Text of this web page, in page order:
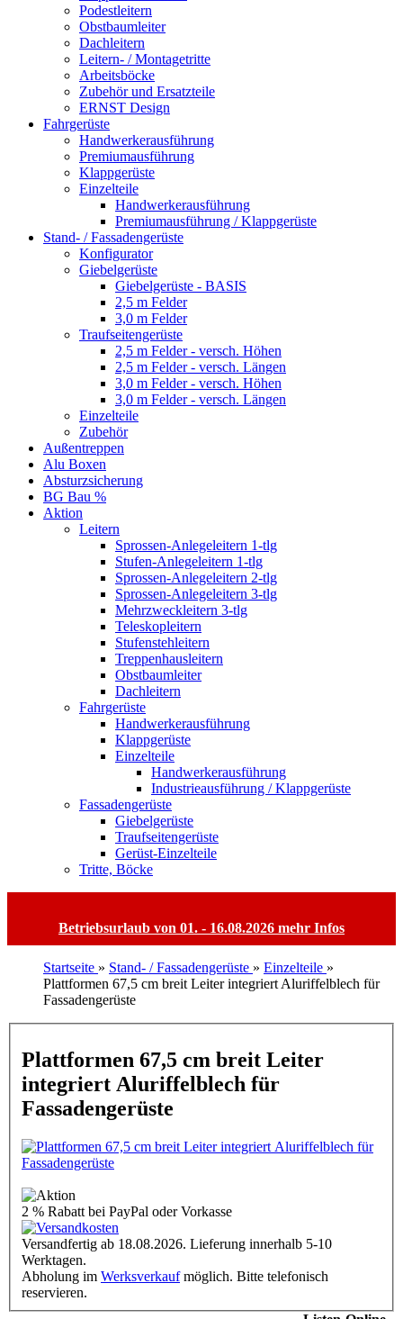
Podestleitern
Obstbaumleiter
Dachleitern
Leitern- / Montagetritte
Arbeitsböcke
Zubehör und Ersatzteile
ERNST Design
Fahrgerüste
Handwerkerausführung
Premiumausführung
Klappgerüste
Einzelteile
Handwerkerausführung
Premiumausführung / Klappgerüste
Stand- / Fassadengerüste
Konfigurator
Giebelgerüste
Giebelgerüste - BASIS
2,5 m Felder
3,0 m Felder
Traufseitengerüste
2,5 m Felder - versch. Höhen
2,5 m Felder - versch. Längen
3,0 m Felder - versch. Höhen
3,0 m Felder - versch. Längen
Einzelteile
Zubehör
Außentreppen
Alu Boxen
Absturzsicherung
BG Bau %
Aktion
Leitern
Sprossen-Anlegeleitern 1-tlg
Stufen-Anlegeleitern 1-tlg
Sprossen-Anlegeleitern 2-tlg
Sprossen-Anlegeleitern 3-tlg
Mehrzweckleitern 3-tlg
Teleskopleitern
Stufenstehleitern
Treppenhausleitern
Obstbaumleiter
Dachleitern
Fahrgerüste
Handwerkerausführung
Klappgerüste
Einzelteile
Handwerkerausführung
Industrieausführung / Klappgerüste
Fassadengerüste
Giebelgerüste
Traufseitengerüste
Gerüst-Einzelteile
Tritte, Böcke
Betriebsurlaub von 01. - 16.08.2026 mehr Infos
Startseite » Stand- / Fassadengerüste » Einzelteile »
Plattformen 67,5 cm breit Leiter integriert Aluriffelblech für
Fassadengerüste
Plattformen 67,5 cm breit Leiter
integriert Aluriffelblech für
Fassadengerüste
2 % Rabatt bei PayPal oder Vorkasse
Versandfertig ab 18.08.2026. Lieferung innerhalb 5-10
Werktagen.
Abholung im Werksverkaufmöglich. Bitte telefonisch
reservieren.